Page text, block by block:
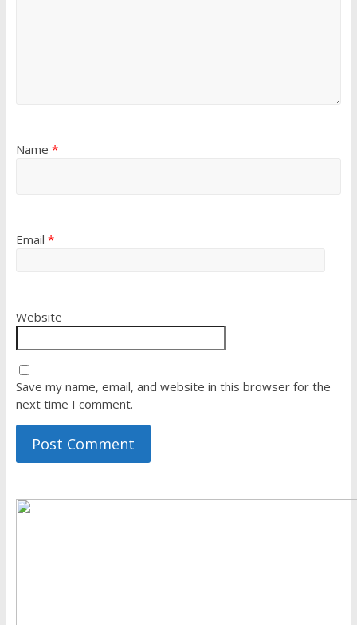
Name *
Email *
Website
Save my name, email, and website in this browser for the
next time I comment.